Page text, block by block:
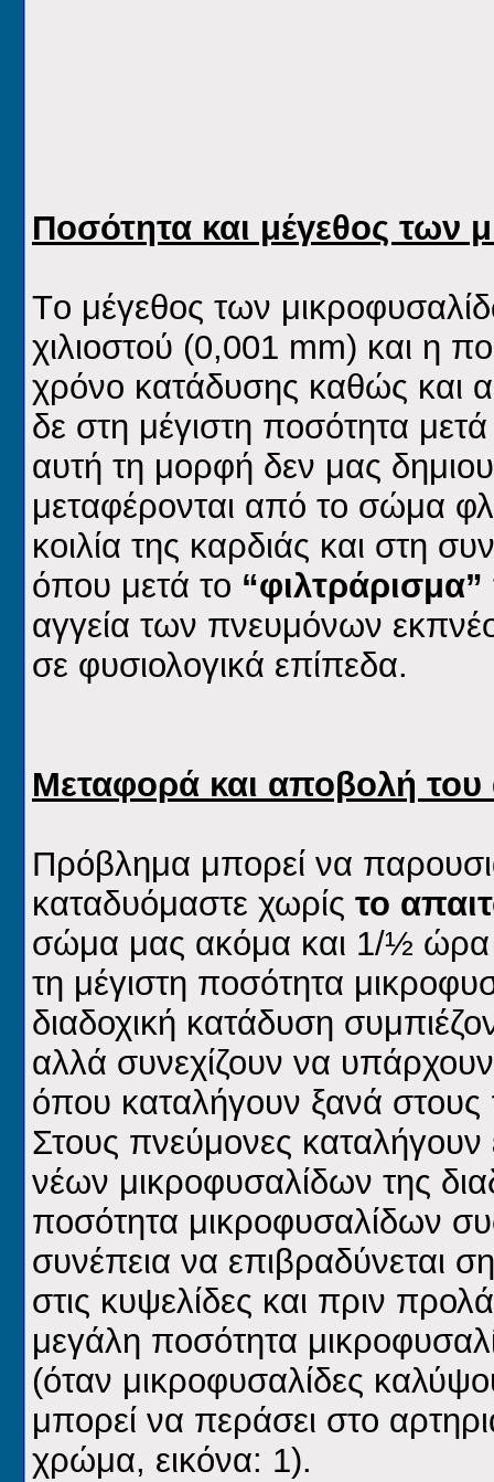
Ποσότητα και μέγεθος των
Tο μέγεθος των
χιλιοστού (0,001 mm) και η
χρόνο κατάδυσης καθώς και
δε στη μέγιστη ποσότητα
αυτή τη μορφή δεν μας
μεταφέρονται από το σώμα
κοιλία της καρδιάς και στη
όπου μετά το “φιλτράρισμα”
αγγεία των πνευμόνων
σε φυσιολογικά επίπεδα.
Μεταφορά και αποβολή
Πρόβλημα μπορεί να
καταδυόμαστε χωρίς το
σώμα μας ακόμα και 1/½ ώρα
τη μέγιστη ποσότητα
διαδοχική κατάδυση
αλλά συνεχίζουν να
όπου καταλήγουν ξανά
Στους πνεύμονες καταλήγουν
νέων μικροφυσαλίδων της
ποσότητα μικροφυσαλίδων
συνέπεια να επιβραδύνεται
στις κυψελίδες και πριν
μεγάλη ποσότητα
(όταν μικροφυσαλίδες
μπορεί να περάσει στο
χρώμα, εικόνα: 1).